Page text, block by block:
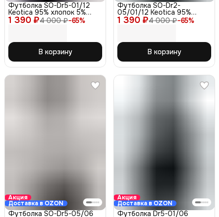
1 390 ₽4 000 ₽−65%
Футболка SO-Dr5-01/12
Keotica 95% хлопок 5%
лайкра, черная 46
В корзину
1 390 ₽4 000 ₽−65%
Футболка SO-Dr2-
05/01/12 Keotica 95%
хлопок 5% лайкра белая 46
В корзину
Акция
Доставка в OZON
Футболка SO-Dr5-05/06
Акция
Доставка в OZON
Футболка Dr5-01/06